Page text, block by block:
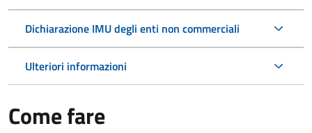
Dichiarazione IMU degli enti non commerciali
Ulteriori informazioni
Come fare